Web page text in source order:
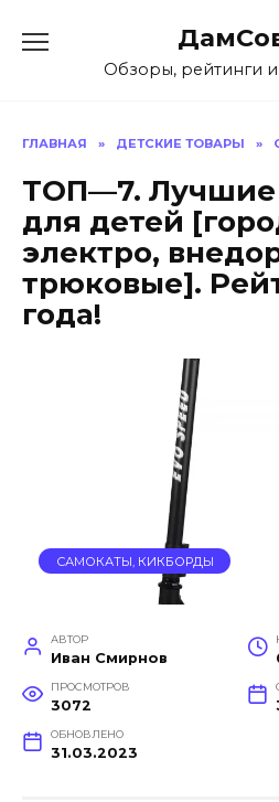
содержаниюОбзоры, рейтинги
ГЛАВНАЯ » ДЕТСКИЕ ТОВАРЫ »
ТОП—7. Лучшие
для детей
электро,
трюковые].
года!
САМОКАТЫ, КИКБОРДЫ
АВТОР
Иван Смирнов
ПРОСМОТРОВ
3072
ОБНОВЛЕНО
31.03.2023